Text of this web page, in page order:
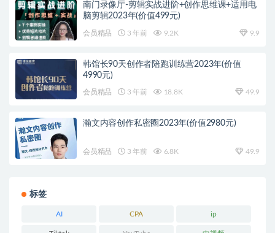
南门录像厅-剪辑实战进阶+创作思维课+适用电
脑剪辑2023年(价值499元)
会员精品 3 年前 9.2K 9.9
韩馆长90天创作者陪跑训练营2023年(价值
4990元)
会员精品 3 年前 18.8K 49.9
瀚文内容创作私密圈2023年(价值2980元)
会员精品 3 年前 6.8K 49.9
标签
AI CPA ip